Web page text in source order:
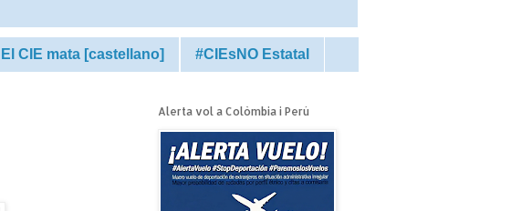
El CIE mata [castellano] #CIEsNO Estatal
Alerta vol a Colòmbia i Perú